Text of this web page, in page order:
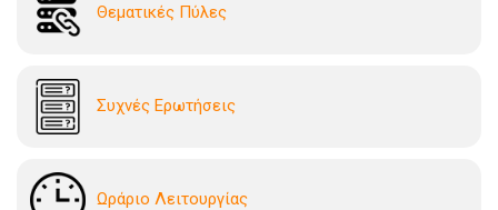
Θεματικές Πύλες
Συχνές Ερωτήσεις
Ωράριο Λειτουργίας